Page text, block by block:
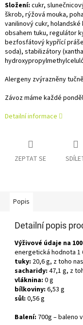
Složení: cukr,
škrob, rýžová mouka,
vanilinový cukr,
obsahem tuku, regulátor
bezfosfátový kypřící
soda), stabilizátory
Alergeny zvýrazněny
Závoz máme každé
Detailní informace
ZEPTAT SE
Popis
Detailní popis
Výživové údaje na
energetická hodnota 1
tuky: 20,6g, z toho
sacharidy: 47,1 g, z
vláknina: 0g
bílkoviny: 6,53 g
sůl: 0,56g
Balení: 700g – baleno